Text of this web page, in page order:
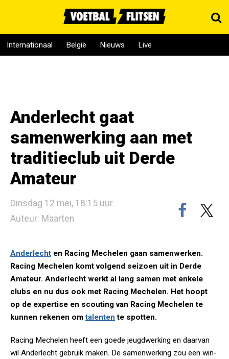
Internationaal België Nieuws Live
Anderlecht gaat
samenwerking aan met
traditieclub uit Derde
Amateur
Dinsdag 12 mei, 18:15 uur
Auteur: Maarten
Anderlecht en Racing Mechelen gaan samenwerken.
Racing Mechelen komt volgend seizoen uit in Derde
Amateur. Anderlecht werkt al lang samen met enkele
clubs en nu dus ook met Racing Mechelen. Het hoopt
op de expertise en scouting van Racing Mechelen te
kunnen rekenen omtalenten te spotten.
Racing Mechelen heeft een goede jeugdwerking en daarvan
wil Anderlecht gebruik maken. De samenwerking zou een win-